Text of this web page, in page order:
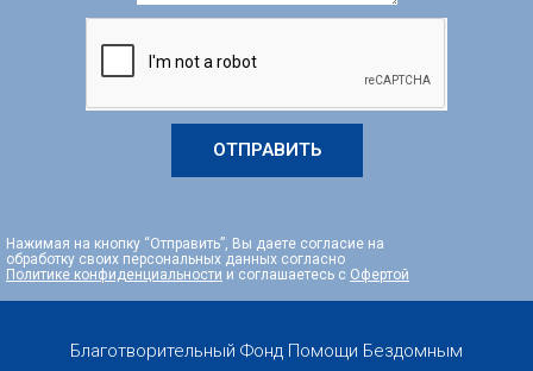
ОТПРАВИТЬ
Нажимая на кнопку “Отправить”, Вы даете согласие на
обработку своих персональных данных согласно
Политике конфиденциальности и соглашаетесь с Офертой
Благотворительный Фонд Помощи Бездомным